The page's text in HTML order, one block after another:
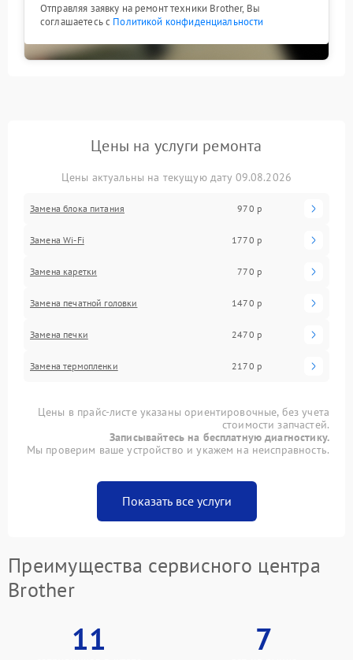
Отправляя заявку на ремонт техники Brother, Вы
соглашаетесь с Политикой конфиденциальности
Цены на услуги ремонта
Цены актуальны на текущую дату 09.08.2026
Замена блока питания 970 р
Замена Wi-Fi 1770 р
Замена каретки 770 р
Замена печатной головки 1470 р
Замена печки 2470 р
Замена термопленки 2170 р
Цены в прайс-листе указаны ориентировочные, без учета
стоимости запчастей.
Записывайтесь на бесплатную диагностику.
Мы проверим ваше устройство и укажем на неисправность.
Показать все услуги
Преимущества сервисного центра
Brother
11 7